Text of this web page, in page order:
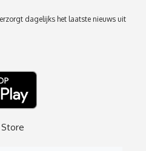
dagelijks het laatste nieuws uit